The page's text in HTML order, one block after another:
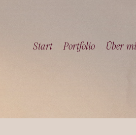
Start Portfolio Über